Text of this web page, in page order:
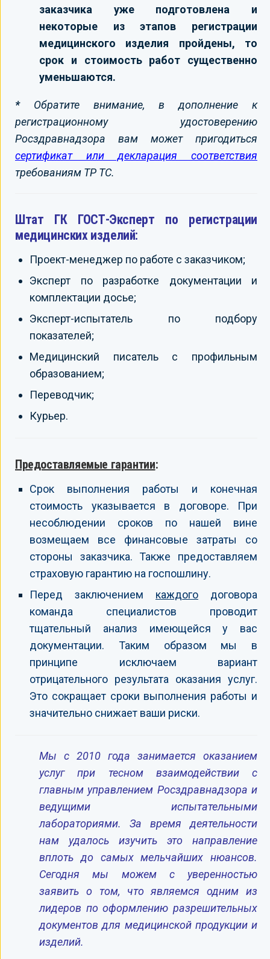
заказчика уже подготовлена и
некоторые из этапов регистрации
медицинского изделия пройдены, то
срок и стоимость работ существенно
уменьшаются.
*Обратите внимание, в дополнение к
регистрационному удостоверению
Росздравнадзора вам может пригодиться
сертификат или декларация соответствия
требованиям ТР ТС.
Штат ГК ГОСТ-Эксперт по регистрации
медицинских изделий:
Проект-менеджер по работе с заказчиком;
Эксперт по разработке документации и
комплектации досье;
Эксперт-испытатель по подбору
показателей;
Медицинский писатель с профильным
образованием;
Переводчик;
Курьер.
Предоставляемые гарантии:
Срок выполнения работы и конечная
стоимость указывается в договоре. При
несоблюдении сроков по нашей вине
возмещаем все финансовые затраты со
стороны заказчика. Также предоставляем
страховую гарантию на госпошлину.
Перед заключением каждого договора
команда специалистов проводит
тщательный анализ имеющейся у вас
документации. Таким образом мы в
принципе исключаем вариант
отрицательного результата оказания услуг.
Это сокращает сроки выполнения работы и
значительно снижает ваши риски.
Мы с 2010 года занимается оказанием
услуг при тесном взаимодействии с
главным управлением Росздравнадзора и
ведущими испытательными
лабораториями. За время деятельности
нам удалось изучить это направление
вплоть до самых мельчайших нюансов.
Сегодня мы можем с уверенностью
заявить о том, что являемся одним из
лидеров по оформлению разрешительных
документов для медицинской продукции и
изделий.